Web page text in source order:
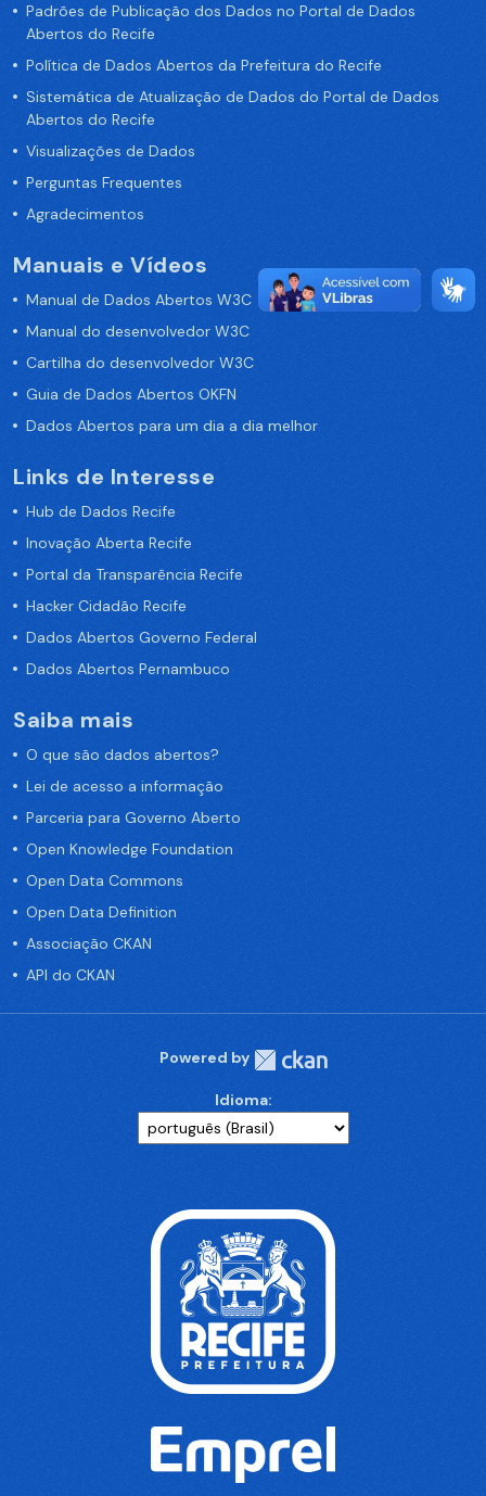
Padrões de Publicação dos Dados no Portal de Dados
Abertos do Recife
Política de Dados Abertos da Prefeitura do Recife
Sistemática de Atualização de Dados do Portal de Dados
Abertos do Recife
Visualizações de Dados
Perguntas Frequentes
Agradecimentos
Manuais e Vídeos
Manual de Dados Abertos W3C
Manual do desenvolvedor W3C
Cartilha do desenvolvedor W3C
Guia de Dados Abertos OKFN
Dados Abertos para um dia a dia melhor
Links de Interesse
Hub de Dados Recife
Inovação Aberta Recife
Portal da Transparência Recife
Hacker Cidadão Recife
Dados Abertos Governo Federal
Dados Abertos Pernambuco
Saiba mais
O que são dados abertos?
Lei de acesso a informação
Parceria para Governo Aberto
Open Knowledge Foundation
Open Data Commons
Open Data Definition
Associação CKAN
API do CKAN
Powered by
Idioma